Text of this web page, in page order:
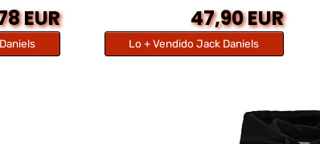
EUR 47,90 EUR
Lo + Vendido Jack Daniels